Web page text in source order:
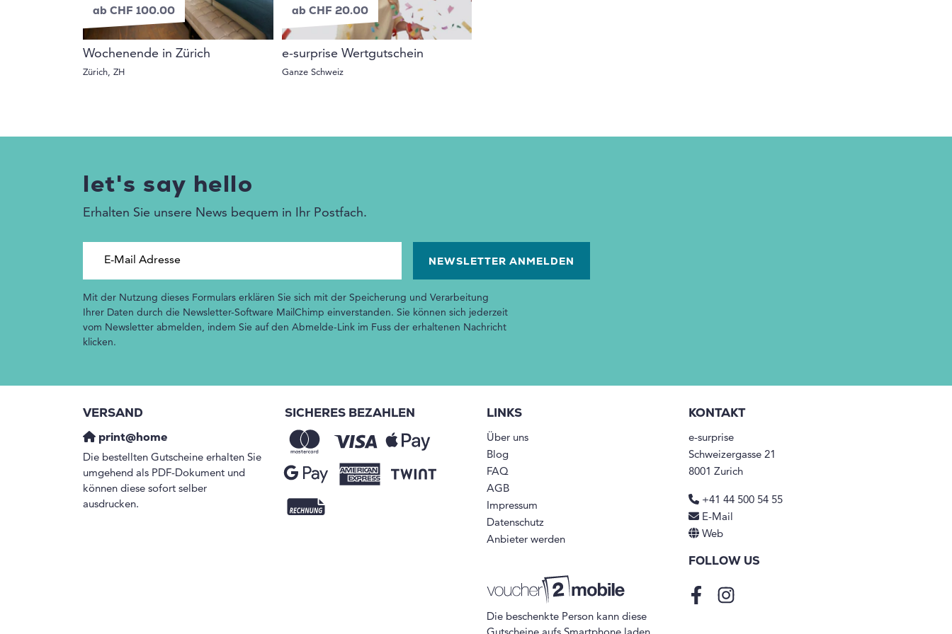
ab CHF 100.00
Wochenende in Zürich
Zürich, ZH
ab CHF 20.00
e-surprise Wertgutschein
Ganze Schweiz
let's say hello
Erhalten Sie unsere News bequem in Ihr Postfach.
Mit der Nutzung dieses Formulars erklären Sie sich mit der Speicherung und Verarbeitung
Ihrer Daten durch die Newsletter-Software MailChimp einverstanden. Sie können sich jederzeit
vom Newsletter abmelden, indem Sie auf den Abmelde-Link im Fuss der erhaltenen Nachricht
klicken.
VERSAND
print@home
Die bestellten Gutscheine erhalten Sie
umgehend als PDF-Dokument und
können diese sofort selber
ausdrucken.
SICHERES BEZAHLEN LINKS
Über uns
Blog
FAQ
AGB
Impressum
Datenschutz
Anbieter werden
Die beschenkte Person kann diese
KONTAKT
e-surprise
Schweizergasse 21
8001 Zurich
+41 44 500 54 55
E-Mail
Web
FOLLOW US
FacebookInstagram